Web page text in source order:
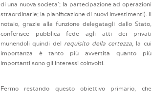
di una nuova societa`; la partecipazione ad operazioni
straordinarie; la pianificazione di nuovi investimenti). Il
notaio, grazie alla funzione delegatagli dallo Stato,
conferisce pubblica fede agli atti dei privati
munendoli quindi del requisito della certezza, la cui
importanza è tanto più avvertita quanto più
importanti sono gli interessi coinvolti.
Fermo restando questo obiettivo primario, che